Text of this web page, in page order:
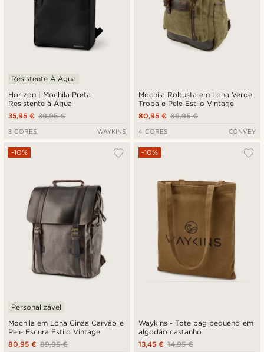
Horizon | Mochila Preta
Resistente à Água
Resistente À Água
39,95 €
35,95 €
3 CORES WAYKINS
Mochila Robusta em Lona Verde
Tropa e Pele Estilo Vintage
89,95 €
80,95 €
4 CORES CONVEY
Mochila em Lona Cinza Carvão e
Pele Escura Estilo Vintage
-10%
Personalizável
89,95 €
80,95 €
Waykins - Tote bag pequeno em
algodão castanho
-10%
14,95 €
13,45 €